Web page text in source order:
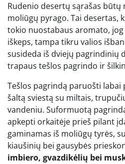
Rudenio desertų sąrašas būtų
moliūgų pyrago. Tai desertas,
tokio nuostabaus aromato,
iškeps, tampa tikru valios
susideda iš dviejų pagrindinių
trapaus tešlos pagrindo ir
Tešlos pagrindą paruošti labai
šaltą sviestą su miltais,
vandeniu. Suformuotą
apkepti orkaitėje prieš pilant
gaminamas iš moliūgų tyrės,
kiaušinių bei gausybės
imbiero, gvazdikėlių bei